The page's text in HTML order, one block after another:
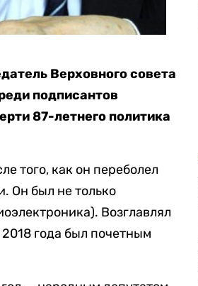
Верховного совета
подписантов
87-летнего политика
того, как он переболел
Он был не только
Возглавлял
года был почетным